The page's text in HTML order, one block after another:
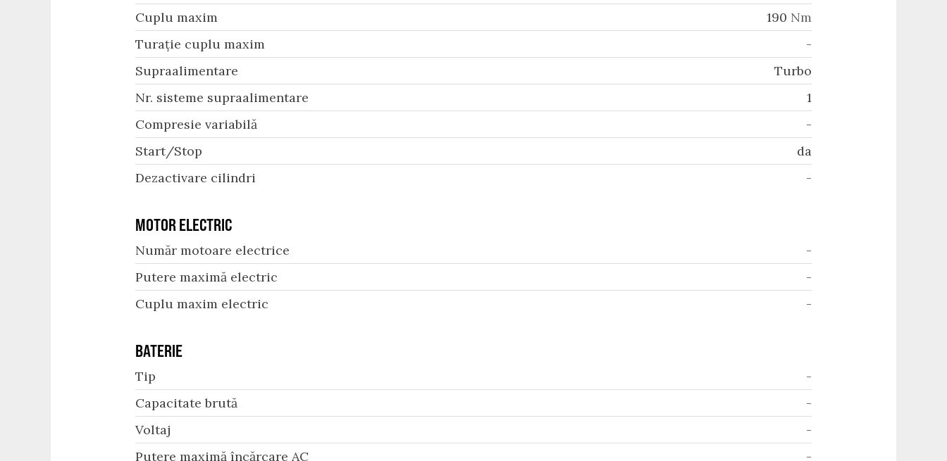
Cuplu maxim
190 Nm
Turație cuplu maxim
-
Supraalimentare
Turbo
Nr. sisteme supraalimentare
1
Compresie variabilă
-
Start/Stop
da
Dezactivare cilindri
-
MOTOR ELECTRIC
Număr motoare electrice
-
Putere maximă electric
-
Cuplu maxim electric
-
BATERIE
Tip
-
Capacitate brută
-
Voltaj
-
Putere maximă încărcare AC
-